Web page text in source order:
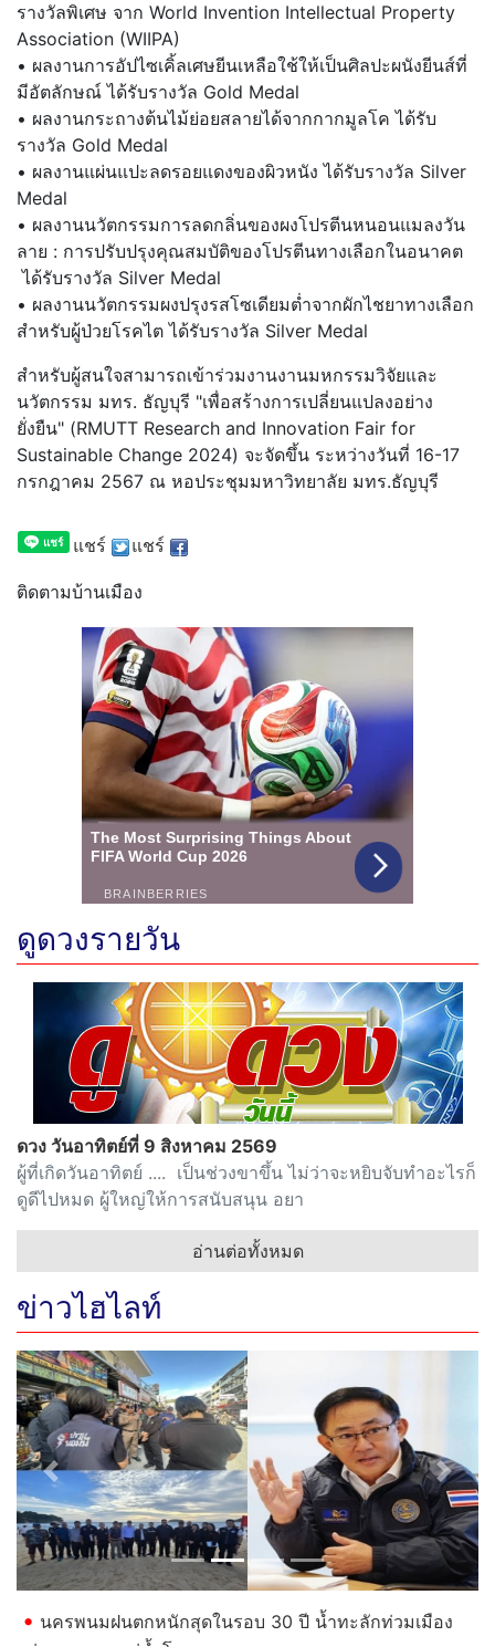
รางวัลพิเศษ จาก World Invention Intellectual Property
Association (WIIPA)
• ผลงานการอัปไซเคิ้ลเศษยีนเหลือใช้ให้เป็นศิลปะผนังยีนส์ที่
มีอัตลักษณ์ ได้รับรางวัล Gold Medal
• ผลงานกระถางต้นไม้ย่อยสลายได้จากกากมูลโค ได้รับ
รางวัล Gold Medal
• ผลงานแผ่นแปะลดรอยแดงของผิวหนัง ได้รับรางวัล Silver
Medal
• ผลงานนวัตกรรมการลดกลิ่นของผงโปรตีนหนอนแมลงวัน
ลาย : การปรับปรุงคุณสมบัติของโปรตีนทางเลือกในอนาคต
ได้รับรางวัล Silver Medal
• ผลงานนวัตกรรมผงปรุงรสโซเดียมต่ำจากผักไชยาทางเลือก
สำหรับผู้ป่วยโรคไต ได้รับรางวัล Silver Medal
สำหรับผู้สนใจสามารถเข้าร่วมงานงานมหกรรมวิจัยและ
นวัตกรรม มทร. ธัญบุรี "เพื่อสร้างการเปลี่ยนแปลงอย่าง
ยั่งยืน" (RMUTT Research and Innovation Fair for
Sustainable Change 2024) จะจัดขึ้น ระหว่างวันที่ 16-17
กรกฎาคม 2567 ณ หอประชุมมหาวิทยาลัย มทร.ธัญบุรี
แชร์ แชร์
ติดตามบ้านเมือง
ดูดวงรายวัน
ดวง วันอาทิตย์ที่ 9 สิงหาคม 2569
ผู้ที่เกิดวันอาทิตย์ .... เป็นช่วงขาขึ้น ไม่ว่าจะหยิบจับทำอะไรก็
ดูดีไปหมด ผู้ใหญ่ให้การสนับสนุน อยา
อ่านต่อทั้งหมด
ข่าวไฮไลท์
Previous Next
นครพนมฝนตกหนักสุดในรอบ 30 ปี น้ำทะลักท่วมเมือง